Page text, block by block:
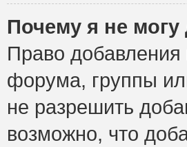
Почему я не
Право
форума, группы
не разрешить
возможно, что